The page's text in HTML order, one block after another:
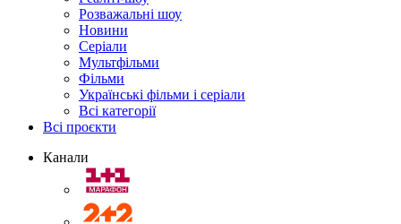
Розважальні шоу
Новини
Серіали
Мультфільми
Фільми
Українські фільми і серіали
Всі категорії
Всі проєкти
Канали